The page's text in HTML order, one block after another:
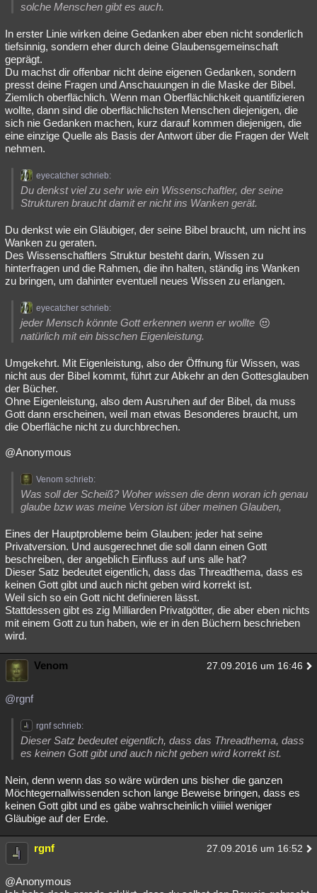
solche Menschen gibt es auch.
In erster Linie wirken deine Gedanken aber eben nicht sonderlich
tiefsinnig, sondern eher durch deine Glaubensgemeinschaft
geprägt.
Du machst dir offenbar nicht deine eigenen Gedanken, sondern
presst deine Fragen und Anschauungen in die Maske der Bibel.
Ziemlich oberflächlich. Wenn man Oberflächlichkeit quantifizieren
wollte, dann sind die oberflächlichsten Menschen diejenigen, die
sich nie Gedanken machen, kurz darauf kommen diejenigen, die
eine einzige Quelle als Basis der Antwort über die Fragen der Welt
nehmen.
eyecatcher schrieb:
Du denkst viel zu sehr wie ein Wissenschaftler, der seine
Strukturen braucht damit er nicht ins Wanken gerät.
Du denkst wie ein Gläubiger, der seine Bibel braucht, um nicht ins
Wanken zu geraten.
Des Wissenschaftlers Struktur besteht darin, Wissen zu
hinterfragen und die Rahmen, die ihn halten, ständig ins Wanken
zu bringen, um dahinter eventuell neues Wissen zu erlangen.
eyecatcher schrieb:
jeder Mensch könnte Gott erkennen wenn er wollte
natürlich mit ein bisschen Eigenleistung.
Umgekehrt. Mit Eigenleistung, also der Öffnung für Wissen, was
nicht aus der Bibel kommt, führt zur Abkehr an den Gottesglauben
der Bücher.
Ohne Eigenleistung, also dem Ausruhen auf der Bibel, da muss
Gott dann erscheinen, weil man etwas Besonderes braucht, um
die Oberfläche nicht zu durchbrechen.
@Anonymous
Venom schrieb:
Was soll der Scheiß? Woher wissen die denn woran ich genau
glaube bzw was meine Version ist über meinen Glauben,
Eines der Hauptprobleme beim Glauben: jeder hat seine
Privatversion. Und ausgerechnet die soll dann einen Gott
beschreiben, der angeblich Einfluss auf uns alle hat?
Dieser Satz bedeutet eigentlich, dass das Threadthema, dass es
keinen Gott gibt und auch nicht geben wird korrekt ist.
Weil sich so ein Gott nicht definieren lässt.
Stattdessen gibt es zig Milliarden Privatgötter, die aber eben nichts
mit einem Gott zu tun haben, wie er in den Büchern beschrieben
wird.
Venom 27.09.2016 um 16:46
@rgnf
rgnf schrieb:
Dieser Satz bedeutet eigentlich, dass das Threadthema, dass
es keinen Gott gibt und auch nicht geben wird korrekt ist.
Nein, denn wenn das so wäre würden uns bisher die ganzen
Möchtegernallwissenden schon lange Beweise bringen, dass es
keinen Gott gibt und es gäbe wahrscheinlich viiiiel weniger
Gläubige auf der Erde.
rgnf 27.09.2016 um 16:52
@Anonymous